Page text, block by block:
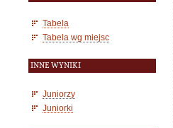
Tabela
Tabela wg miejsc
INNE WYNIKI
Juniorzy
Juniorki